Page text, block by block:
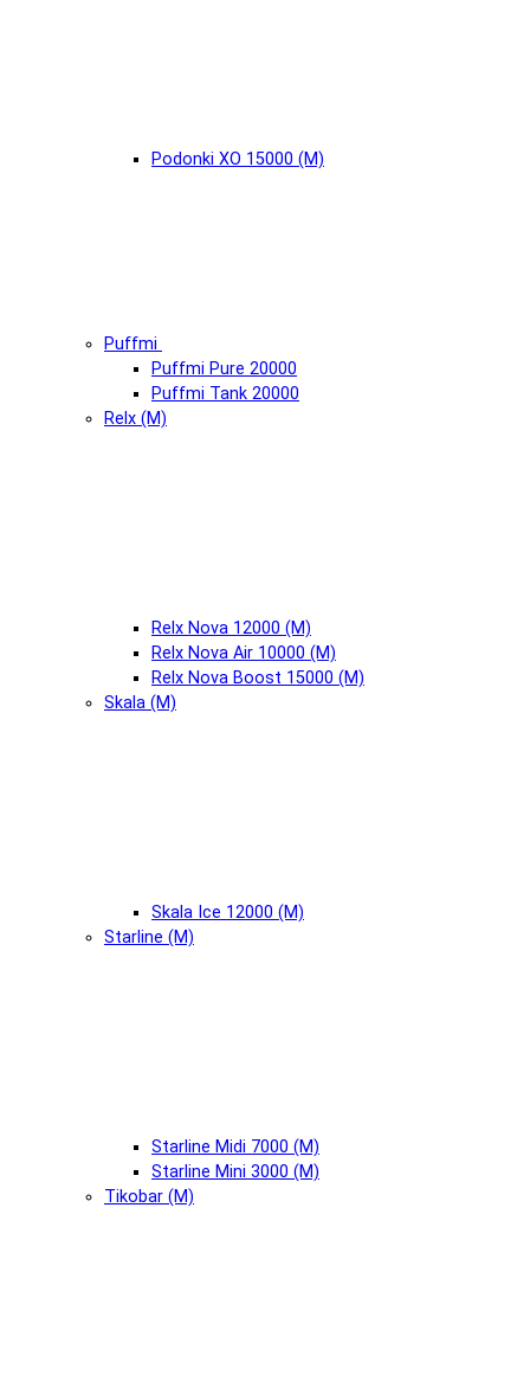
Podonki XO 15000 (М)
Puffmi
Puffmi Pure 20000
Puffmi Tank 20000
Relx (М)
Relx Nova 12000 (М)
Relx Nova Air 10000 (М)
Relx Nova Boost 15000 (М)
Skala (М)
Skala Ice 12000 (М)
Starline (М)
Starline Midi 7000 (М)
Starline Mini 3000 (М)
Tikobar (М)